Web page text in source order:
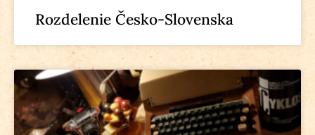
Rozdelenie Česko-Slovenska